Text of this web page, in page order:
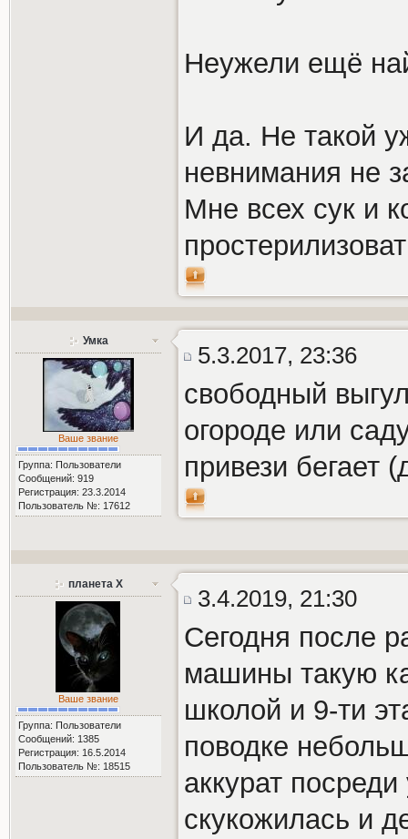
Неужели ещё
И да. Не такой
невнимания не
Мне всех сук и
Умка
Ваше звание
Группа: Пользователи
Сообщений: 919
Регистрация: 23.3.2014
Пользователь №: 17612
5.3.2017, 23:36
свободный
огороде или
привези бегает
планета Х
Ваше звание
Группа: Пользователи
Сообщений: 1385
Регистрация: 16.5.2014
Пользователь №: 18515
3.4.2019, 21:30
Сегодня после
машины такую
школой и 9-ти
поводке
аккурат
скукожилась и